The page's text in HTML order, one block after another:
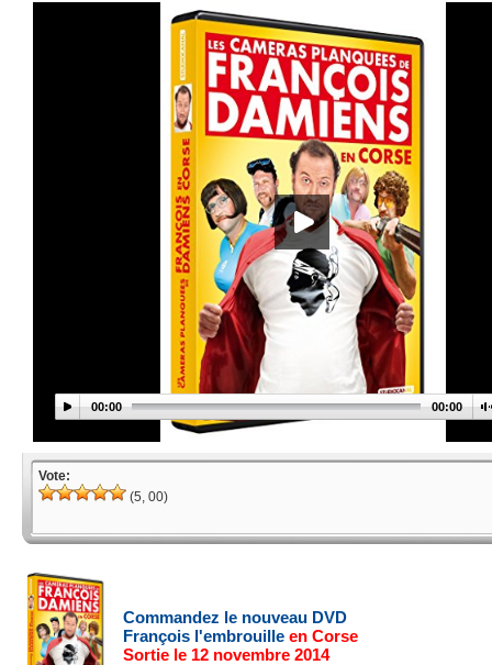
00:00 00:00
Vote:
(5, 00)
Commandez le nouveau DVD
François l'embrouille en Corse
Sortie le 12 novembre 2014